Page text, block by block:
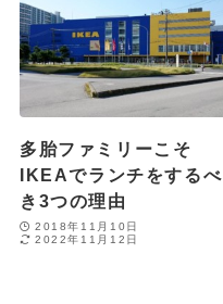
多胎ファミリーこそ
IKEAでランチをするべ
き3つの理由
2018年11月10日
2022年11月12日